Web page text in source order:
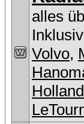
alles
Volvo,
Holland